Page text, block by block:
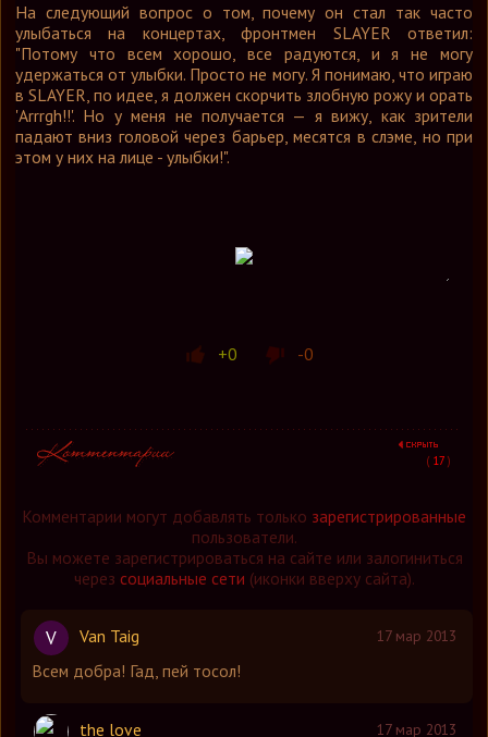
На следующий вопрос о том, почему он стал так часто
улыбаться на концертах, фронтмен SLAYER ответил:
"Потому что всем хорошо, все радуются, и я не могу
удержаться от улыбки. Просто не могу. Я понимаю, что играю
в SLAYER, по идее, я должен скорчить злобную рожу и орать
'Arrrgh!!'. Но у меня не получается — я вижу, как зрители
падают вниз головой через барьер, месятся в слэме, но при
этом у них на лице - улыбки!".
+0 -0
( 17 )
Комментарии могут добавлять только зарегистрированные
пользователи.
Вы можете зарегистрироваться на сайте или залогиниться
через социальные сети (иконки вверху сайта).
17 мар 2013
V
Van Taig
Всем добра! Гад, пей тосол!
17 мар 2013
the love